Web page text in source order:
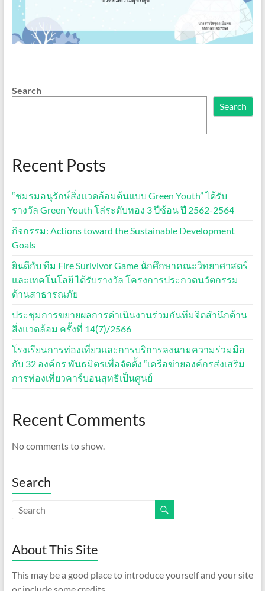
Search
Search
Recent Posts
“ชมรมอนุรักษ์สิ่งแวดล้อมต้นแบบ Green Youth” ได้รับ
รางวัล Green Youth โล่ระดับทอง 3 ปีซ้อน ปี 2562-2564
กิจกรรม: Actions toward the Sustainable Development
Goals
ยินดีกับ ทีม Fire Surivivor Game นักศึกษาคณะวิทยาศาสตร์
และเทคโนโลยี ได้รับรางวัล โครงการประกวดนวัตกรรม
ด้านสาธารณภัย
ประชุมการขยายผลการดำเนินงานร่วมกันทีมจิตสำนึกด้าน
สิ่งแวดล้อม ครั้งที่ 14(7)/2566
โรงเรียนการท่องเที่ยวและการบริการลงนามความร่วมมือ
กับ 32 องค์กร พันธมิตรเพื่อจัดตั้ง “เครือข่ายองค์กรส่งเสริม
การท่องเที่ยวคาร์บอนสุทธิเป็นศูนย์
Recent Comments
No comments to show.
Search
About This Site
This may be a good place to introduce yourself and your site